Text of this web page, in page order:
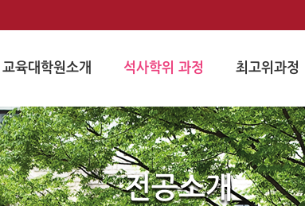
교육대학원소개 석사학위 과정 최고위과정
전공소개